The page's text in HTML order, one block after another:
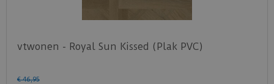
vtwonen - Royal Sun Kissed (Plak PVC)
€ 46,95